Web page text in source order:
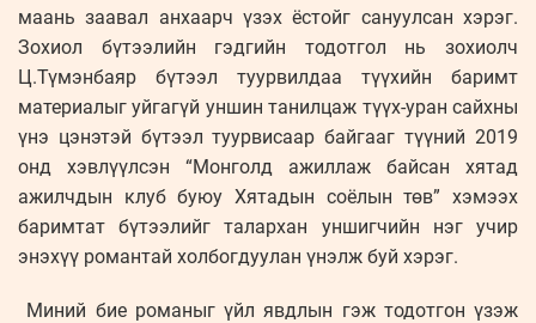
маань заавал анхаарч үзэх ёстойг сануулсан хэрэг.
Зохиол бүтээлийн гэдгийн тодотгол нь зохиолч
Ц.Түмэнбаяр бүтээл туурвилдаа түүхийн баримт
материалыг уйгагүй уншин танилцаж түүх-уран сайхны
үнэ цэнэтэй бүтээл туурвисаар байгааг түүний 2019
онд хэвлүүлсэн “Монголд ажиллаж байсан хятад
ажилчдын клуб буюу Хятадын соёлын төв” хэмээх
баримтат бүтээлийг талархан уншигчийн нэг учир
энэхүү романтай холбогдуулан үнэлж буй хэрэг.
Миний бие романыг үйл явдлын гэж тодотгон үзэж